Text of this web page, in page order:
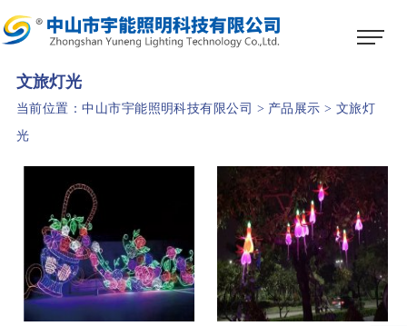
1
文旅灯光
当前位置：中山市宇能照明科技有限公司 > 产品展示 > 文旅灯
光